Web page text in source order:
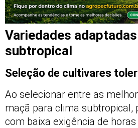
Variedades
subtropical
Seleção de cultivares
Ao selecionar entre as
maçã para clima subtropical,
com baixa exigência de